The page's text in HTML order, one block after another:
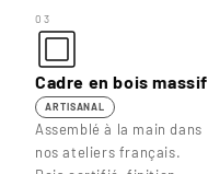
03
Cadre en bois massif
ARTISANAL
Assemblé à la main dans
nos ateliers français.